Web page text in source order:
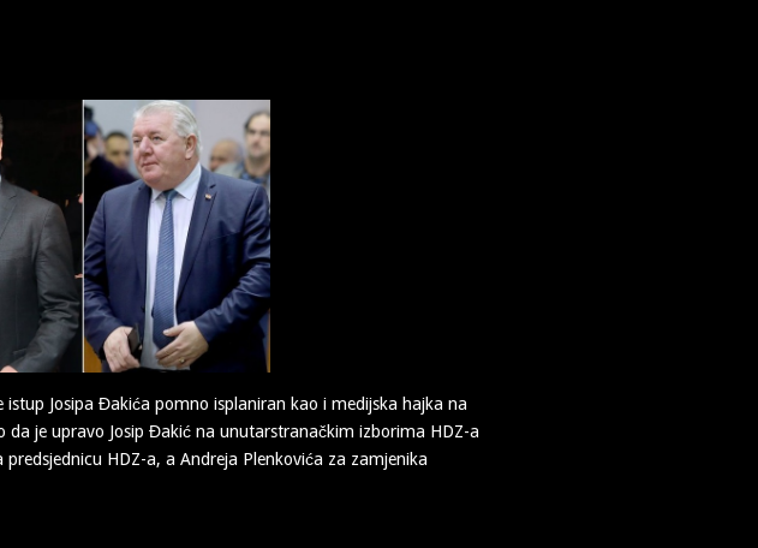
Josipa Đakića pomno isplaniran kao i medijska hajka na
da je upravo Josip Đakić na unutarstranačkim izborima HDZ-a
HDZ-a, a Andreja Plenkovića za zamjenika